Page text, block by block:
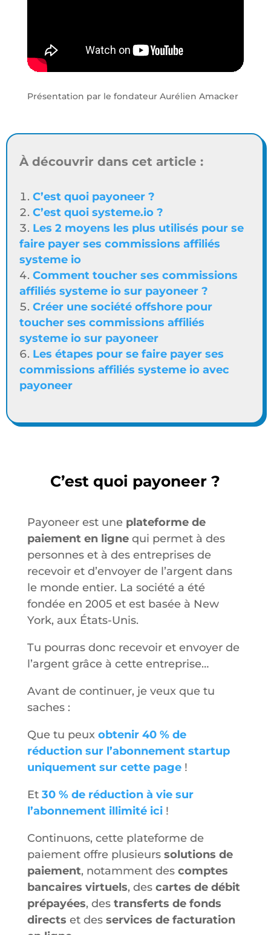
Présentation par le fondateur Aurélien Amacker
À découvrir dans cet article :
C’est quoi payoneer ?
C’est quoi systeme.io ?
Les 2 moyens les plus utilisés pour se
faire payer ses commissions affiliés
systeme io
Comment toucher ses commissions
affiliés systeme io sur payoneer ?
Créer une société offshore pour
toucher ses commissions affiliés
systeme io sur payoneer
Les étapes pour se faire payer ses
commissions affiliés systeme io avec
payoneer
C’est quoi payoneer ?
Payoneer est une plateforme de
paiement en lignequi permet à des
personnes et à des entreprises de
recevoir et d’envoyer de l’argent dans
le monde entier. La société a été
fondée en 2005 et est basée à New
York, aux États-Unis.
Tu pourras donc recevoir et envoyer de
l’argent grâce à cette entreprise…
Avant de continuer, je veux que tu
saches :
Que tu peux obtenir 40 % de
réduction sur l’abonnement startup
uniquement sur cette page!
Et 30 % de réduction à vie sur
l’abonnement illimité ici!
Continuons, cette plateforme de
paiement offre plusieurs solutions de
paiement, notamment des comptes
bancaires virtuels, descartes de débit
prépayées, des transferts de fonds
directs et des services de facturation